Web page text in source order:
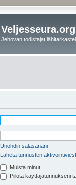
Veljesseura.org
Jehovan todistajat
Unohdin salasanani
Lähetä tunnusten
Muista minut
Piilota käyttäjätunnukseni